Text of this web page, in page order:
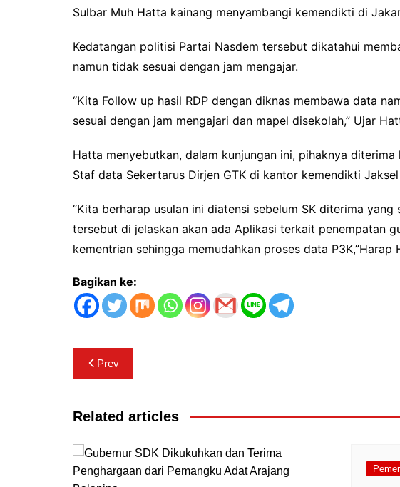
Sulbar Muh Hatta kainang menyambangi kemendikti di
Kedatangan politisi Partai Nasdem tersebut dikatahui
namun tidak sesuai dengan jam mengajar.
“Kita Follow up hasil RDP dengan diknas membawa data
sesuai dengan jam mengajari dan mapel disekolah,” Ujar
Hatta menyebutkan, dalam kunjungan ini, pihaknya
Staf data Sekertarus Dirjen GTK di kantor kemendikti Jaksel
“Kita berharap usulan ini diatensi sebelum SK diterima
tersebut di jelaskan akan ada Aplikasi terkait penempatan
kementrian sehingga memudahkan proses data P3K,”Harap
Bagikan ke:
Navigasi
pos
Prev
Related articles